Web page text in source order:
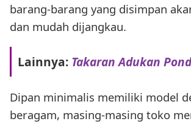
barang-barang yang disimpan
dan mudah dijangkau.
Lainnya: Takaran Adukan
Dipan minimalis memiliki model
beragam, masing-masing toko